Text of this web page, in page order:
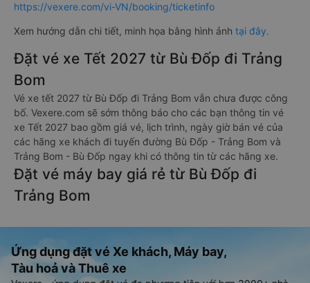
https://vexere.com/vi-VN/booking/ticketinfo
Xem hướng dẫn chi tiết, minh họa bằng hình ảnh tại đây.
Đặt vé xe Tết 2027 từ Bù Đốp đi Trảng
Bom
Vé xe tết 2027 từ Bù Đốp đi Trảng Bom vẫn chưa được công
bố. Vexere.com sẽ sớm thông báo cho các bạn thông tin vé
xe Tết 2027 bao gồm giá vé, lịch trình, ngày giờ bán vé của
các hãng xe khách đi tuyến đường Bù Đốp - Trảng Bom và
Trảng Bom - Bù Đốp ngay khi có thông tin từ các hãng xe.
Đặt vé máy bay giá rẻ từ Bù Đốp đi
Trảng Bom
Ứng dụng đặt vé Xe khách, Máy bay,
Tàu hoả và Thuê xe